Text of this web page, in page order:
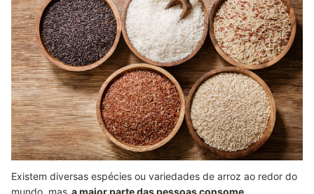
Existem diversas espécies ou variedades de arroz ao redor do